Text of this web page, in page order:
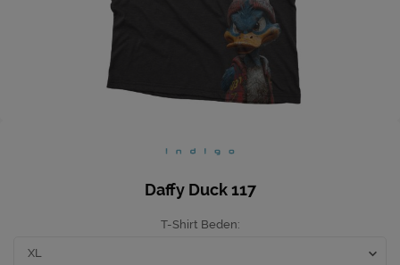
Ev Hediyeleri
Yeni İş Hediyeleri
Mutfak
Daffy Duck 117
T-Shirt Beden